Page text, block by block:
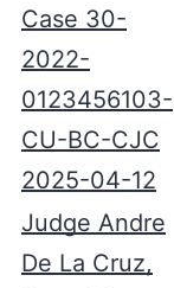
Case 30-
2022-
0123456103-
CU-BC-CJC
2025-04-12
Judge Andre
De La Cruz,